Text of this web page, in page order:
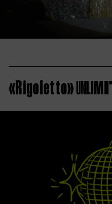
«Rigoletto»